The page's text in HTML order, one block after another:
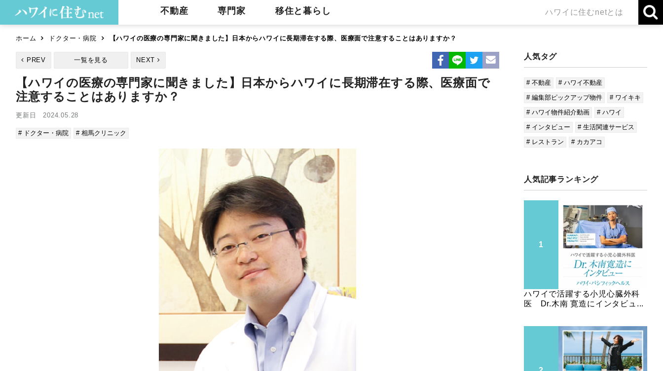
不動産 専門家 移住と暮らし ハワイに住むnetとは
ホーム ドクター・病院 【ハワイの医療の専門家に聞きました】日本からハワイに長期滞在する際、医療面で注意することはありますか？
PREV 一覧を見る NEXT
【ハワイの医療の専門家に聞きました】日本からハワイに長期滞在する際、医療面で
注意することはありますか？
更新日 2024.05.28
# ドクター・病院 # 相馬クリニック
人気タグ
# 不動産
# ハワイ不動産
# 編集部ピックアップ物件
# ワイキキ
# ハワイ物件紹介動画
# ハワイ
# インタビュー
# 生活関連サービス
# レストラン
# カカアコ
人気記事ランキング
ハワイで活躍する小児心臓外科
医 Dr.木南 寛造にインタビュ...